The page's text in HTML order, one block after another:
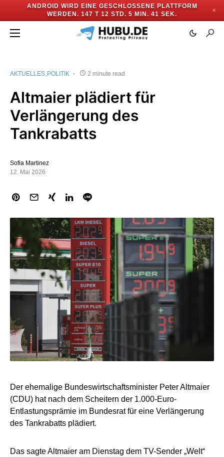
ANDROID WIRD EINE GESCHLOSSENE PLATTFORM
WERDEN. 147 T 12 STD. 5 MIN. 40 SEK.
✕
AKTUELLES POLITIK 2 minute read
Altmaier plädiert für
Verlängerung des
Tankrabatts
Sofia Martinez
12. Mai 2026
Der ehemalige Bundeswirtschaftsminister Peter Altmaier
(CDU) hat nach dem Scheitern der 1.000-Euro-
Entlastungsprämie im Bundesrat für eine Verlängerung
des Tankrabatts plädiert.
Das sagte Altmaier am Dienstag dem TV-Sender „Welt“